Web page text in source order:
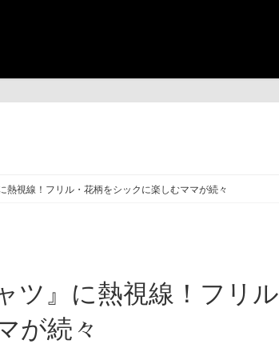
熱視線！フリル・花柄をシックに楽しむママが続々
が続々